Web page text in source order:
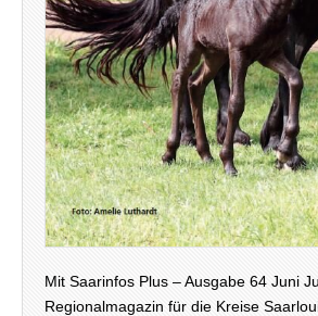
Mit Saarinfos Plus – Ausgabe 64 Juni
Regionalmagazin für die Kreise